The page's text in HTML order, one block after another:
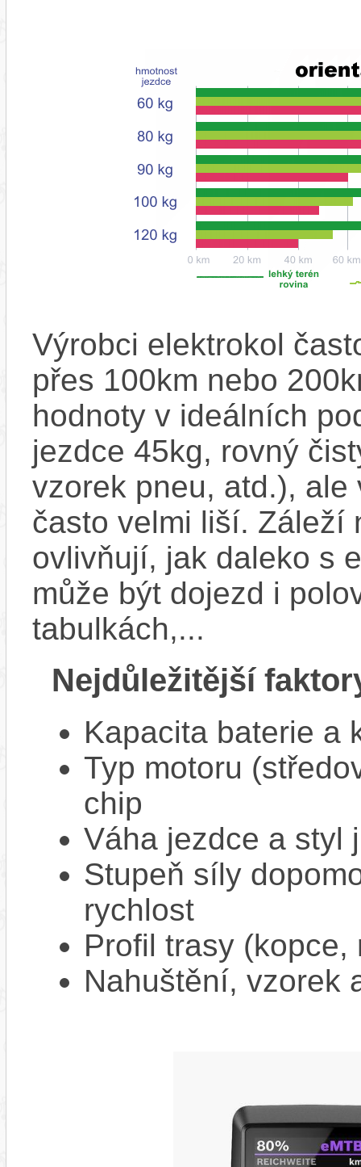
Výrobci elektrokol
přes 100km nebo
hodnoty v ideálních
jezdce 45kg, rovný
vzorek pneu, atd.),
často velmi liší. Záleží
ovlivňují, jak daleko s
může být dojezd i
tabulkách,...
Nejdůležitější
Kapacita baterie a
Typ motoru
chip
Váha jezdce a styl
Stupeň síly
rychlost
Profil trasy
Nahuštění, vzorek